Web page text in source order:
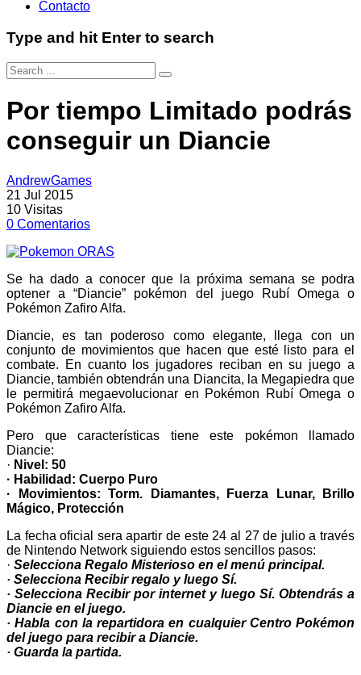
Contacto
Type and hit Enter to search
Por tiempo Limitado podrás
conseguir un Diancie
AndrewGames
21 Jul 2015
10 Visitas
0 Comentarios
Se ha dado a conocer que la próxima semana se podra
optener a “Diancie” pokémon del juego Rubí Omega o
Pokémon Zafiro Alfa.
Diancie, es tan poderoso como elegante, llega con un
conjunto de movimientos que hacen que esté listo para el
combate. En cuanto los jugadores reciban en su juego a
Diancie, también obtendrán una Diancita, la Megapiedra que
le permitirá megaevolucionar en Pokémon Rubí Omega o
Pokémon Zafiro Alfa.
Pero que características tiene este pokémon llamado
Diancie:
· Nivel: 50
· Habilidad: Cuerpo Puro
· Movimientos: Torm. Diamantes, Fuerza Lunar, Brillo
Mágico, Protección
La fecha oficial sera apartir de este 24 al 27 de julio a través
de Nintendo Network siguiendo estos sencillos pasos:
· Selecciona Regalo Misterioso en el menú principal.
· Selecciona Recibir regalo y luego Sí.
· Selecciona Recibir por internet y luego Sí. Obtendrás a
Diancie en el juego.
· Habla con la repartidora en cualquier Centro Pokémon
del juego para recibir a Diancie.
· Guarda la partida.